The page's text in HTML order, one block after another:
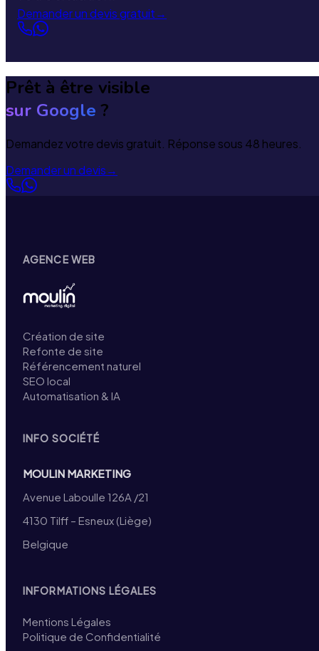
Demander un devis gratuit→
Prêt à être visible
sur Google ?
Demandez votre devis gratuit. Réponse sous 48 heures.
Demander un devis→
AGENCE WEB
Création de site
Refonte de site
Référencement naturel
SEO local
Automatisation & IA
INFO SOCIÉTÉ
MOULIN MARKETING
Avenue Laboulle 126A /21
4130 Tilff – Esneux (Liège)
Belgique
INFORMATIONS LÉGALES
Mentions Légales
Politique de Confidentialité